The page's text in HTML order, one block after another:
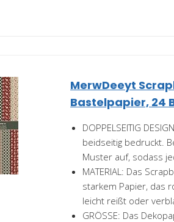
MerwDeeyt
Bastelpapier, 24
DOPPELSEITIG
beidseitig bedruckt.
Muster auf, sodass
MATERIAL: Das
starkem Papier, das
leicht reißt oder
GRÖSSE: Das